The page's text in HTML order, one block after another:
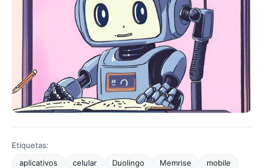
Etiquetas:
aplicativos
celular Duolingo Memrise mobile